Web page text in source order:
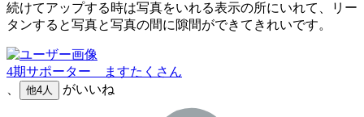
続けてアップする時は写真をいれる表示の所にいれて、リー
タンすると写真と写真の間に隙間ができてきれいです。
4期サポーター ますたくさん
他4人 がいいね